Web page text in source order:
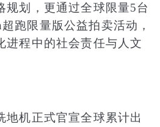
规划，更通过全球限量5台
跑限量版公益拍卖活动，
进程中的社会责任与人文
地机正式官宣全球累计出